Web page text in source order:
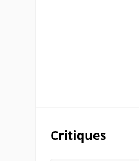
Critiques